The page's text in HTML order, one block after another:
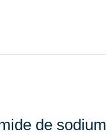
de sodium